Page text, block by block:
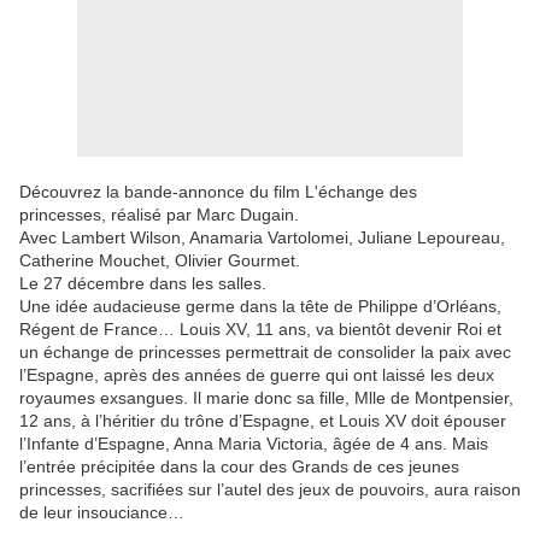
Découvrez la bande-annonce du film L'échange des
princesses, réalisé par Marc Dugain.
Avec Lambert Wilson, Anamaria Vartolomei, Juliane Lepoureau,
Catherine Mouchet, Olivier Gourmet.
Le 27 décembre dans les salles.
Une idée audacieuse germe dans la tête de Philippe d’Orléans,
Régent de France… Louis XV, 11 ans, va bientôt devenir Roi et
un échange de princesses permettrait de consolider la paix avec
l’Espagne, après des années de guerre qui ont laissé les deux
royaumes exsangues. Il marie donc sa fille, Mlle de Montpensier,
12 ans, à l’héritier du trône d’Espagne, et Louis XV doit épouser
l’Infante d’Espagne, Anna Maria Victoria, âgée de 4 ans. Mais
l’entrée précipitée dans la cour des Grands de ces jeunes
princesses, sacrifiées sur l’autel des jeux de pouvoirs, aura raison
de leur insouciance…